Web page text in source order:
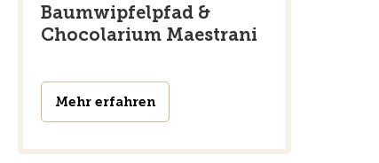
Baumwipfelpfad &
Chocolarium Maestrani
Mehr erfahren